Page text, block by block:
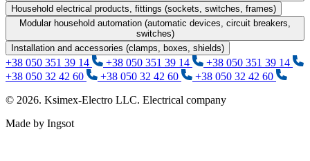
Household electrical products, fittings (sockets, switches, frames)
Modular household automation (automatic devices, circuit breakers,
switches)
Installation and accessories (clamps, boxes, shields)
+38 050 351 39 14 +38 050 351 39 14
+38 050 351 39 14
+38 050 32 42 60
+38 050 32 42 60
+38 050 32 42 60
© 2026. Ksimex-Electro LLC. Electrical company
Made by Ingsot